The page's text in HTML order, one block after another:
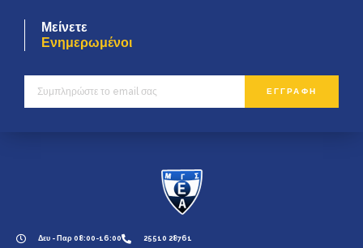
Μείνετε
Ενημερωμένοι
ΕΓΓΡΑΦΗ
Δευ - Παρ 08:00-16:00 25510 28761